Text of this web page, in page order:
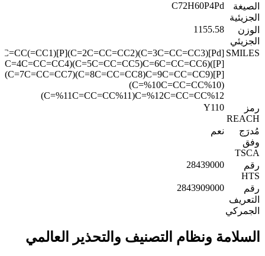
الصيغة
الجزيئية
C72H60P4Pd
الوزن
الجزيئي
1155.58
SMILES
(C=7C=CC=CC7)(C=8C=CC=CC8)C=9C=CC=CC9)[P]
(C=%10C=CC=CC%10)
(C=%11C=CC=CC%11)C=%12C=CC=CC%12
رمز
REACH
Y110
مُدرَج
وفق
TSCA
نعم
رقم
HTS
28439000
رقم
التعريف
الجمركي
2843909000
السلامة ونظام التصنيف والتحذير العالمي